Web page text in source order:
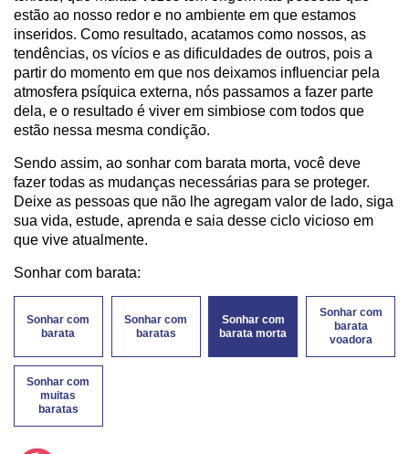
estão ao nosso redor e no ambiente em que estamos
inseridos. Como resultado, acatamos como nossos, as
tendências, os vícios e as dificuldades de outros, pois a
partir do momento em que nos deixamos influenciar pela
atmosfera psíquica externa, nós passamos a fazer parte
dela, e o resultado é viver em simbiose com todos que
estão nessa mesma condição.
Sendo assim, ao sonhar com barata morta, você deve
fazer todas as mudanças necessárias para se proteger.
Deixe as pessoas que não lhe agregam valor de lado, siga
sua vida, estude, aprenda e saia desse ciclo vicioso em
que vive atualmente.
Sonhar com barata:
Sonhar com
barata
Sonhar com
baratas
Sonhar com
barata morta
Sonhar com
barata
voadora
Sonhar com
muitas
baratas